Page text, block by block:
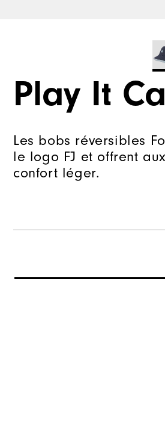
Play It
Les bobs réversibles
le logo FJ et offrent
confort léger.